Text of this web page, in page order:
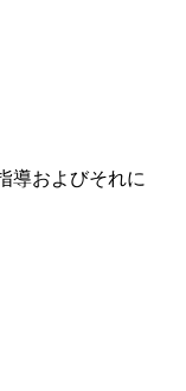
導およびそれに